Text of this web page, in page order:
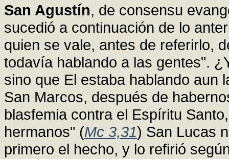
San Agustín, de consensu
sucedió a continuación de lo
quien se vale, antes de referirlo,
todavía hablando a las gentes".
sino que El estaba hablando aun
San Marcos, después de
blasfemia contra el Espíritu
hermanos" (Mc 3,31) San Lucas
primero el hecho, y lo refirió